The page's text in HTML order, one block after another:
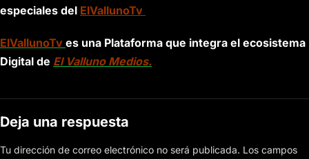
especiales del ElVallunoTv
ElVallunoTv es una Plataforma que integra el ecosistema
Digital de El Valluno Medios.
Deja una respuesta
Tu dirección de correo electrónico no será publicada. Los campos